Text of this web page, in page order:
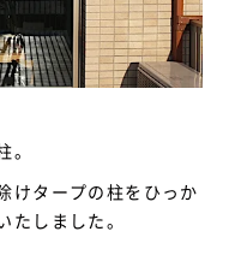
けタープの柱をひっか
しました。